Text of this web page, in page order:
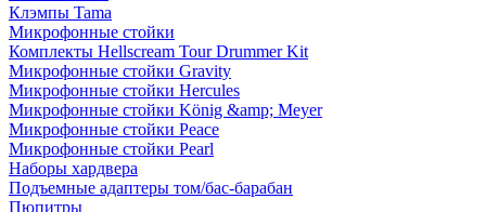
Клэмпы Tama
Микрофонные стойки
Комплекты Hellscream Tour Drummer Kit
Микрофонные стойки Gravity
Микрофонные стойки Hercules
Микрофонные стойки König &amp; Meyer
Микрофонные стойки Peace
Микрофонные стойки Pearl
Наборы хардвера
Подъемные адаптеры том/бас-барабан
Пюпитры